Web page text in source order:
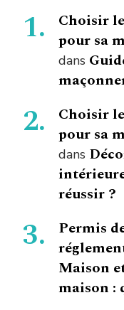
Choisir
pour sa
dans
Choisir
pour sa
dans
réussir ?
Permis
Maison
maison :